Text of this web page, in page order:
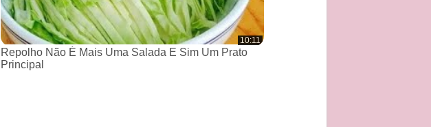
10:11
Repolho Não É Mais Uma Salada E Sim Um Prato
Principal